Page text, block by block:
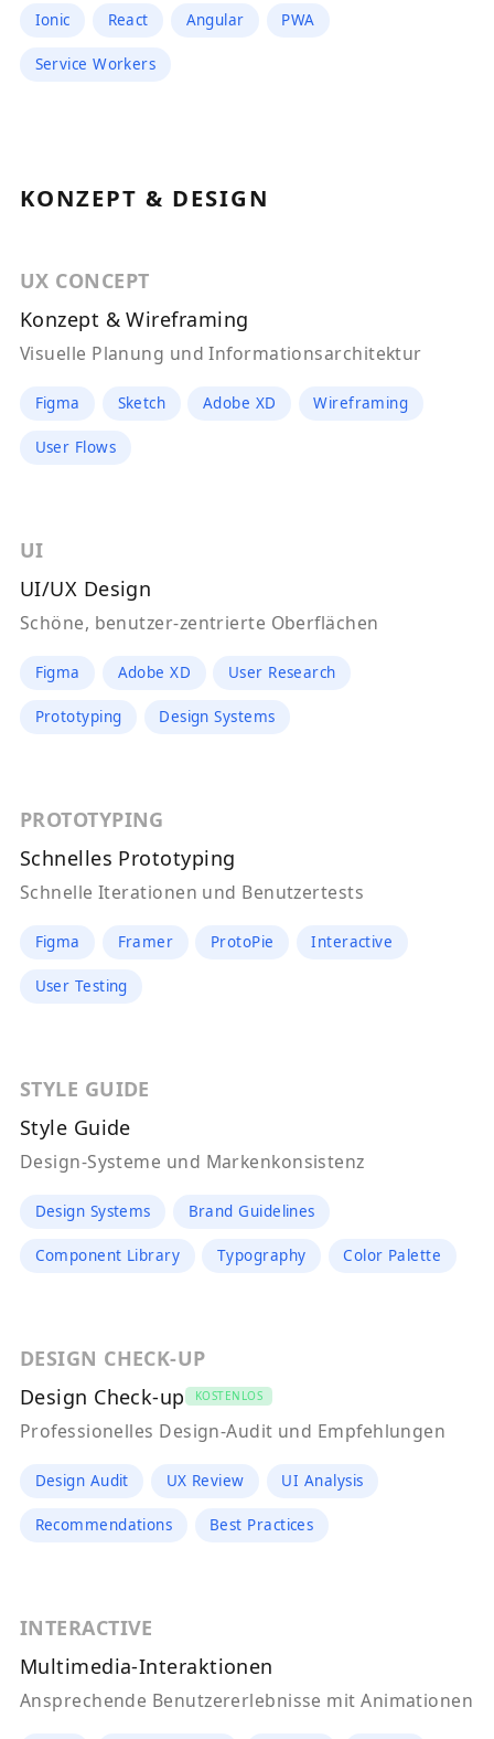
Ionic React Angular PWA
Service Workers
KONZEPT & DESIGN
UX CONCEPT
Konzept & Wireframing
Visuelle Planung und Informationsarchitektur
Figma Sketch Adobe XD Wireframing
User Flows
UI
UI/UX Design
Schöne, benutzer-zentrierte Oberflächen
Figma Adobe XD User Research
Prototyping Design Systems
PROTOTYPING
Schnelles Prototyping
Schnelle Iterationen und Benutzertests
Figma Framer ProtoPie Interactive
User Testing
STYLE GUIDE
Style Guide
Design-Systeme und Markenkonsistenz
Design Systems Brand Guidelines
Component Library Typography Color Palette
DESIGN CHECK-UP
Design Check-up
KOSTENLOS
Professionelles Design-Audit und Empfehlungen
Design Audit UX Review UI Analysis
Recommendations Best Practices
INTERACTIVE
Multimedia-Interaktionen
Ansprechende Benutzererlebnisse mit Animationen